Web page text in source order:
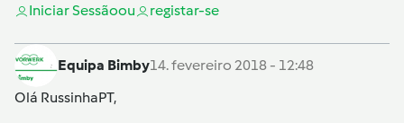
Iniciar Sessãoou registar-se
Equipa Bimby14. fevereiro 2018 - 12:48
Olá RussinhaPT,